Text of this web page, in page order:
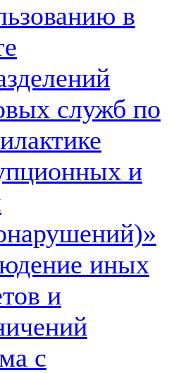
в
служб по
и
иных
и
с